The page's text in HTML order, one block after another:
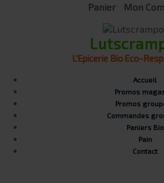
Panier Mon
L'Epicerie Bio Eco-
Accueil
Promos
Promos
Commandes
Paniers Bio
Pain
Contact